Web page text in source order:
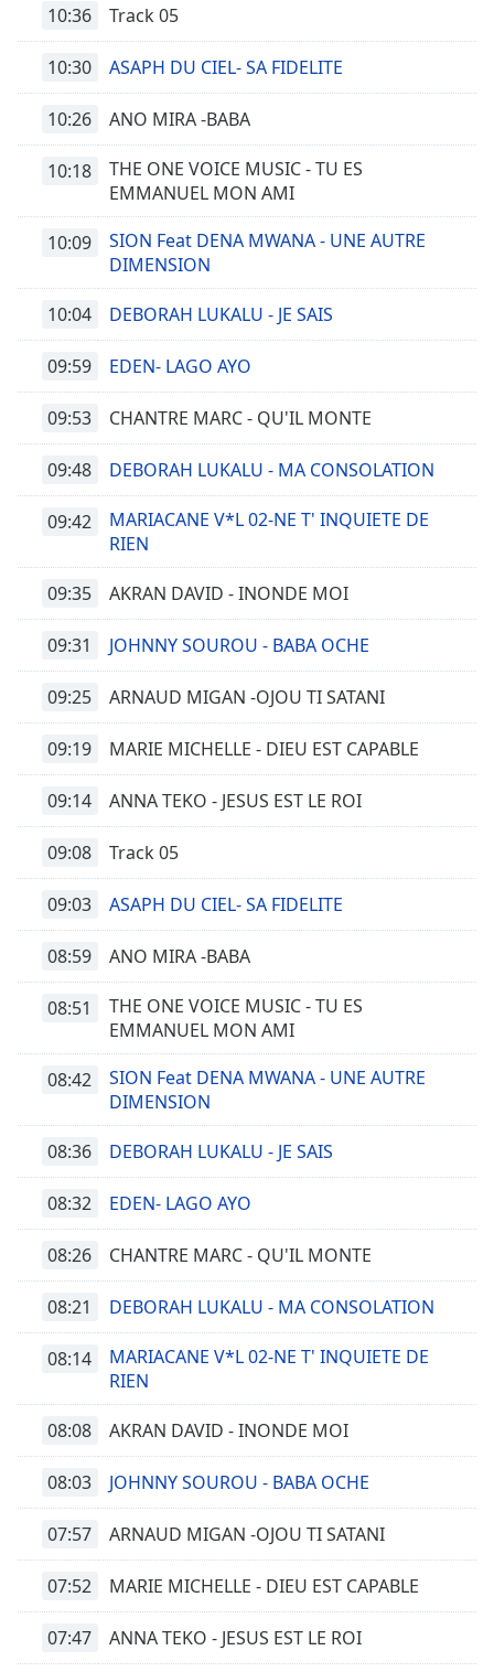
10:36 Track 05
10:30 ASAPH DU CIEL- SA FIDELITE
10:26 ANO MIRA -BABA
10:18
THE ONE VOICE MUSIC - TU ES
EMMANUEL MON AMI
10:09
SION Feat DENA MWANA - UNE AUTRE
DIMENSION
10:04 DEBORAH LUKALU - JE SAIS
09:59 EDEN- LAGO AYO
09:53 CHANTRE MARC - QU'IL MONTE
09:48 DEBORAH LUKALU - MA CONSOLATION
09:42
MARIACANE V*L 02-NE T' INQUIETE DE
RIEN
09:35 AKRAN DAVID - INONDE MOI
09:31 JOHNNY SOUROU - BABA OCHE
09:25 ARNAUD MIGAN -OJOU TI SATANI
09:19 MARIE MICHELLE - DIEU EST CAPABLE
09:14 ANNA TEKO - JESUS EST LE ROI
09:08 Track 05
09:03 ASAPH DU CIEL- SA FIDELITE
08:59 ANO MIRA -BABA
08:51
THE ONE VOICE MUSIC - TU ES
EMMANUEL MON AMI
08:42
SION Feat DENA MWANA - UNE AUTRE
DIMENSION
08:36 DEBORAH LUKALU - JE SAIS
08:32 EDEN- LAGO AYO
08:26 CHANTRE MARC - QU'IL MONTE
08:21 DEBORAH LUKALU - MA CONSOLATION
08:14
MARIACANE V*L 02-NE T' INQUIETE DE
RIEN
08:08 AKRAN DAVID - INONDE MOI
08:03 JOHNNY SOUROU - BABA OCHE
07:57 ARNAUD MIGAN -OJOU TI SATANI
07:52 MARIE MICHELLE - DIEU EST CAPABLE
07:47 ANNA TEKO - JESUS EST LE ROI